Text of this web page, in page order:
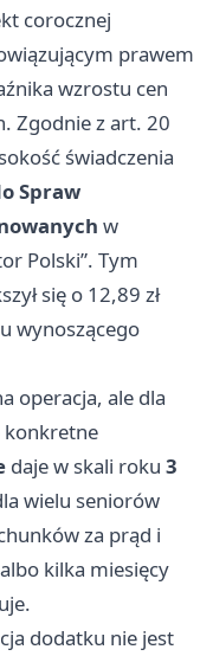
corocznej
prawem
wzrostu cen
Zgodnie z art. 20
świadczenia
Spraw
w
Polski”. Tym
się o 12,89 zł
wynoszącego
operacja, ale dla
konkretne
daje w skali roku 3
wielu seniorów
za prąd i
kilka miesięcy
dodatku nie jest